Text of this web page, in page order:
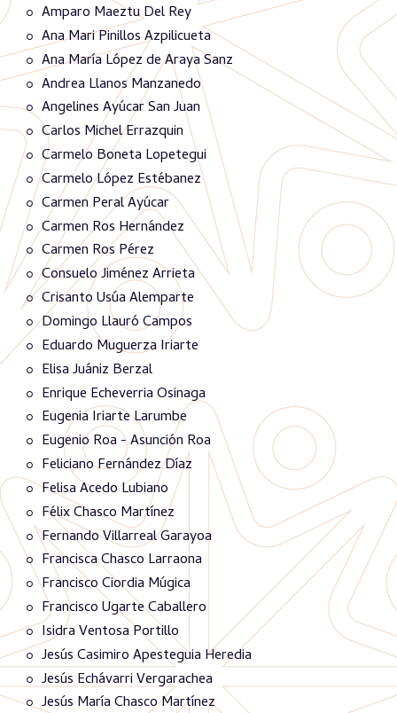
Amparo Maeztu Del Rey
Ana Mari Pinillos Azpilicueta
Ana María López de Araya Sanz
Andrea Llanos Manzanedo
Angelines Ayúcar San Juan
Carlos Michel Errazquin
Carmelo Boneta Lopetegui
Carmelo López Estébanez
Carmen Peral Ayúcar
Carmen Ros Hernández
Carmen Ros Pérez
Consuelo Jiménez Arrieta
Crisanto Usúa Alemparte
Domingo Llauró Campos
Eduardo Muguerza Iriarte
Elisa Juániz Berzal
Enrique Echeverria Osinaga
Eugenia Iriarte Larumbe
Eugenio Roa - Asunción Roa
Feliciano Fernández Díaz
Felisa Acedo Lubiano
Félix Chasco Martínez
Fernando Villarreal Garayoa
Francisca Chasco Larraona
Francisco Ciordia Múgica
Francisco Ugarte Caballero
Isidra Ventosa Portillo
Jesús Casimiro Apesteguia Heredia
Jesús Echávarri Vergarachea
Jesús María Chasco Martínez